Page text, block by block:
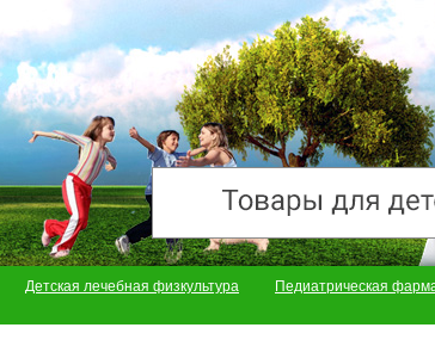
Детская лечебная физкультура Педиатрическая